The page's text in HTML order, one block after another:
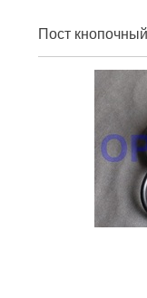
Пост